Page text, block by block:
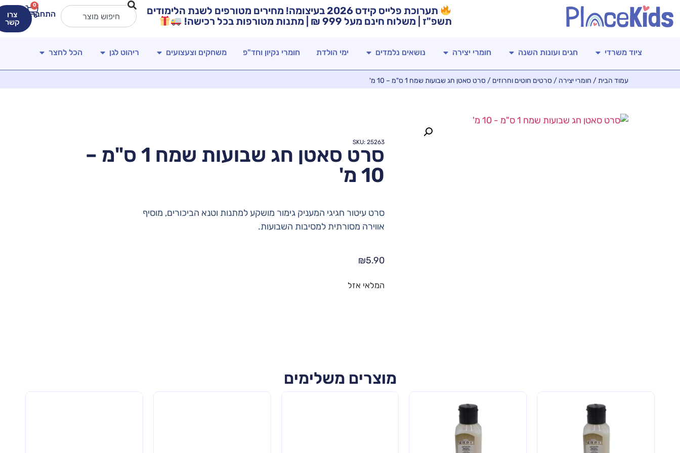
תערוכת פלייס קידס 2026 בעיצומה! מחירים מטורפים לשנת הלימודים
תשפ"ז | משלוח חינם מעל 999 ₪ | מתנות מטורפות בכל רכישה!
התחברות
0
צרו
קשר
ציוד משרדי חגים ועונות השנה חומרי יצירה נושאים נלמדים ימי הולדת חומרי נקיון וחד"פ משחקים וצעצועים ריהוט לגן הכל לחצר
עמוד הבית/ חומרי יצירה / סרטים חוטים וחרוזים / סרט סאטן חג שבועות שמח 1 ס"מ – 10 מ'
SKU: 25263
סרט סאטן חג שבועות שמח 1 ס"מ –
10 מ'
סרט עיטור חגיגי המעניק גימור מושקע למתנות וטנא הביכורים, מוסיף
אווירה מסורתית למסיבות השבועות.
₪5.90
המלאי אזל
מוצרים משלימים